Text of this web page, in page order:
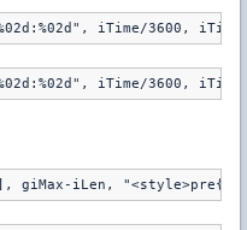
iTime/3600,
iTime/3600,
giMax-iLen,